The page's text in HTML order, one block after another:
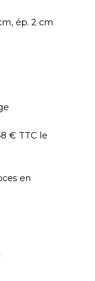
ép. 2 cm
€ TTC le
en